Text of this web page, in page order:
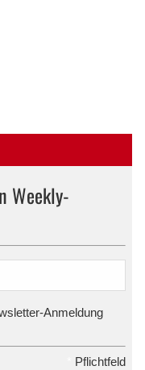
Weekly-
Anmeldung
Pflichtfeld